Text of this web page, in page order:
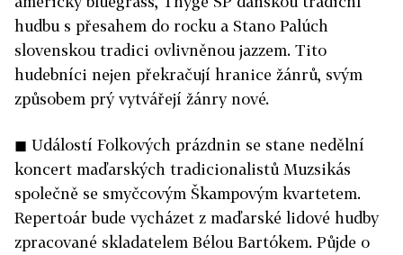
hudbu s přesahem do rocku a Stano Palúch
slovenskou tradici ovlivněnou jazzem. Tito
hudebníci nejen překračují hranice žánrů, svým
způsobem prý vytvářejí žánry nové.
◼ Událostí Folkových prázdnin se stane nedělní
koncert maďarských tradicionalistů Muzsikás
společně se smyčcovým Škampovým kvartetem.
Repertoár bude vycházet z maďarské lidové hudby
zpracované skladatelem Bélou Bartókem. Půjde o